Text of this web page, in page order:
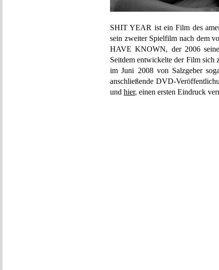
SHIT YEAR ist ein Film des
sein zweiter Spielfilm nach dem
HAVE KNOWN, der 2006
Seitdem entwickelte der Film sich
im Juni 2008 von Salzgeber
anschließende DVD-
und hier, einen ersten Eindruck